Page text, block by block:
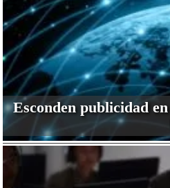
Esconden publicidad